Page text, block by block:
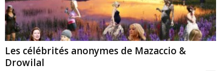
Les célébrités anonymes de Mazaccio &
Drowilal